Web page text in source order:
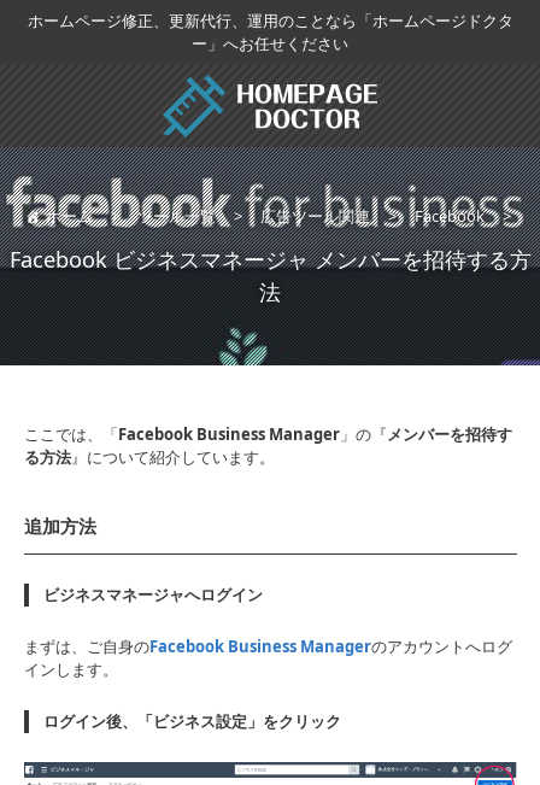
移
動
ホームページ修正、更新代行、運用のことなら「ホームページドクタ
ー」へお任せください
ホーム > ツール一覧 > 広告ツール関連 > Facebook >
Facebook ビジネスマネージャ メンバーを招待する方
法
ここでは、「Facebook Business Manager」の『メンバーを招待す
る方法』について紹介しています。
追加方法
ビジネスマネージャへログイン
まずは、ご自身のFacebook Business Managerのアカウントへログ
インします。
ログイン後、「ビジネス設定」をクリック